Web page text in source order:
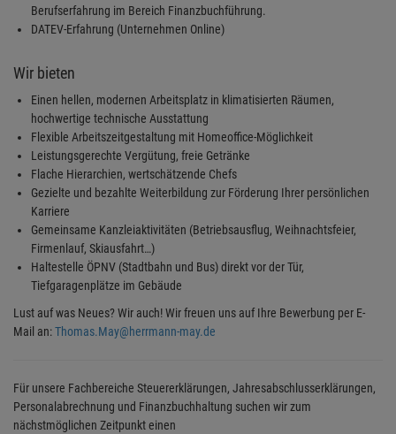
Berufserfahrung im Bereich Finanzbuchführung.
DATEV-Erfahrung (Unternehmen Online)
Wir bieten
Einen hellen, modernen Arbeitsplatz in klimatisierten Räumen,
hochwertige technische Ausstattung
Flexible Arbeitszeitgestaltung mit Homeoffice-Möglichkeit
Leistungsgerechte Vergütung, freie Getränke
Flache Hierarchien, wertschätzende Chefs
Gezielte und bezahlte Weiterbildung zur Förderung Ihrer persönlichen
Karriere
Gemeinsame Kanzleiaktivitäten (Betriebsausflug, Weihnachtsfeier,
Firmenlauf, Skiausfahrt…)
Haltestelle ÖPNV (Stadtbahn und Bus) direkt vor der Tür,
Tiefgaragenplätze im Gebäude
Lust auf was Neues? Wir auch! Wir freuen uns auf Ihre Bewerbung per E-
Mail an:Thomas.May@herrmann-may.de
Für unsere Fachbereiche Steuererklärungen, Jahresabschlusserklärungen,
Personalabrechnung und Finanzbuchhaltung suchen wir zum
nächstmöglichen Zeitpunkt einen